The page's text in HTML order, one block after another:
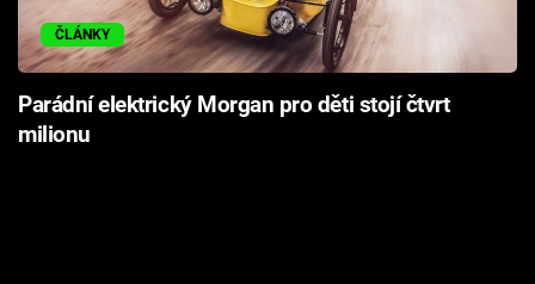
Sledujte nás
ČLÁNKY
Parádní elektrický Morgan pro děti stojí čtvrt
milionu